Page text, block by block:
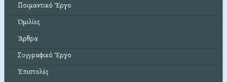
Ποιμαντικό Ἔργο
Ὁμιλίες
Ἄρθρα
Συγγραφικό Ἔργο
Ἐπιστολές